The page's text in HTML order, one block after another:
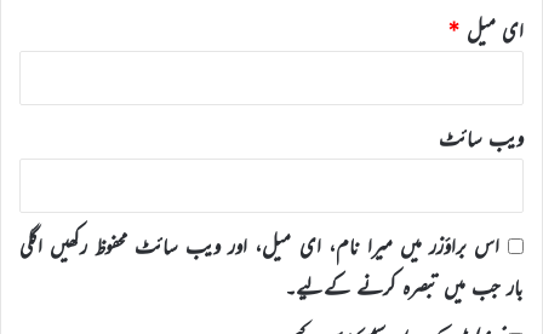
ای میل *
ویب‌ سائٹ
اس براؤزر میں میرا نام، ای میل، اور ویب سائٹ محفوظ رکھیں اگلی
بار جب میں تبصرہ کرنے کےلیے۔